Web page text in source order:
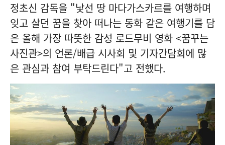
정초신 감독을 "낯선 땅 마다가스카르를 여행하며
잊고 살던 꿈을 찾아 떠나는 동화 같은 여행기를 담
은 올해 가장 따뜻한 감성 로드무비 영화 <꿈꾸는
사진관>의 언론/배급 시사회 및 기자간담회에 많
은 관심과 참여 부탁드린다"고 전했다.